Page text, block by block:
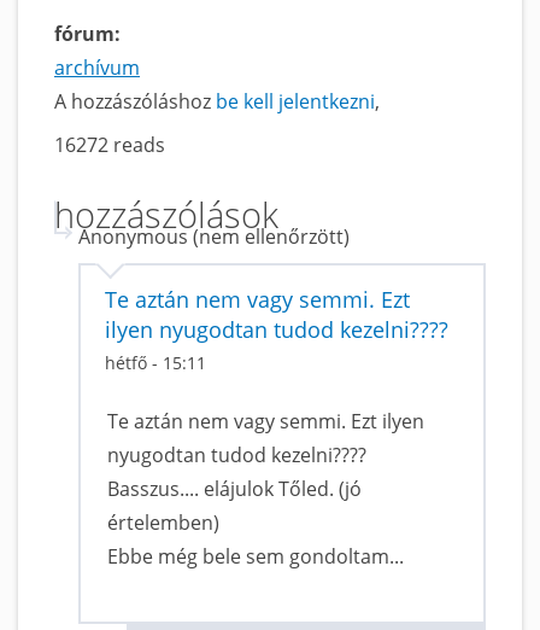
fórum:
archívum
A hozzászóláshoz be kell jelentkezni
16272 reads
hozzászólások
Anonymous (nem ellenőrzött)
Te aztán nem vagy semmi. Ezt
ilyen nyugodtan tudod kezelni????
hétfő - 15:11
Te aztán nem vagy semmi. Ezt ilyen
nyugodtan tudod kezelni????
Basszus.... elájulok Tőled. (jó
értelemben)
Ebbe még bele sem gondoltam...